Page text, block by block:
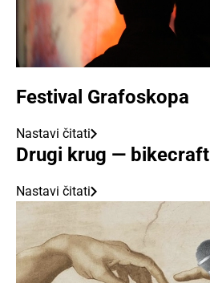
Festival Grafoskopa
Nastavi čitati
Drugi krug — bikecraft
Nastavi čitati